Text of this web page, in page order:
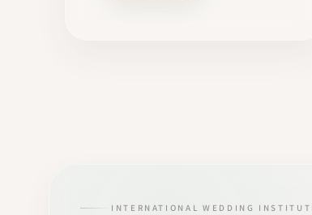
INTERNATIONAL WEDDING